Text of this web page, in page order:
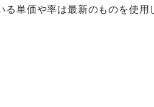
単価や率は最新のものを使用